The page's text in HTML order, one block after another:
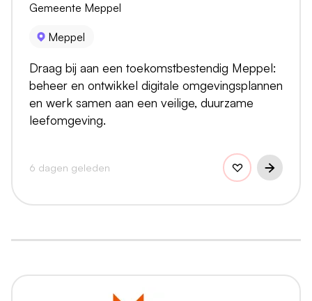
Gemeente Meppel
Meppel
Draag bij aan een toekomstbestendig Meppel:
beheer en ontwikkel digitale omgevingsplannen
en werk samen aan een veilige, duurzame
leefomgeving.
6 dagen geleden